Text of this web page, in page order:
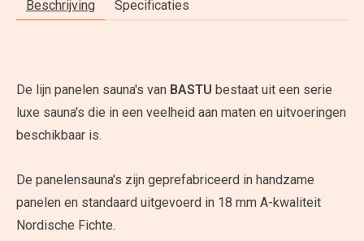
Beschrijving Specificaties
De lijn panelen sauna's van BASTU bestaat uit een serie
luxe sauna's die in een veelheid aan maten en uitvoeringen
beschikbaar is.
De panelensauna's zijn geprefabriceerd in handzame
panelen en standaard uitgevoerd in 18 mm A-kwaliteit
Nordische Fichte.